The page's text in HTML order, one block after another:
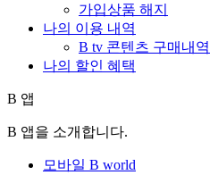
가입상품 해지
나의 이용 내역
B tv 콘텐츠 구매내역
나의 할인 혜택
B 앱
B 앱을 소개합니다.
모바일 B world